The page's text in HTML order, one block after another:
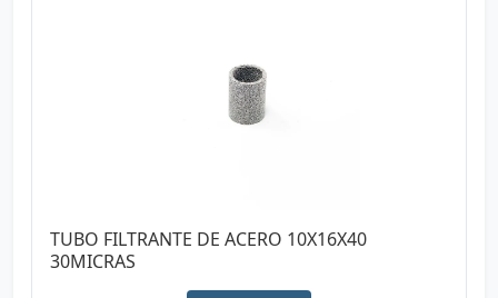
TUBO FILTRANTE DE ACERO 10X16X40
30MICRAS